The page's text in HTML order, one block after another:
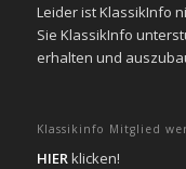
Leider ist KlassikInfo
Sie KlassikInfo
erhalten und
Klassikinfo Mitglied
HIER klicken!